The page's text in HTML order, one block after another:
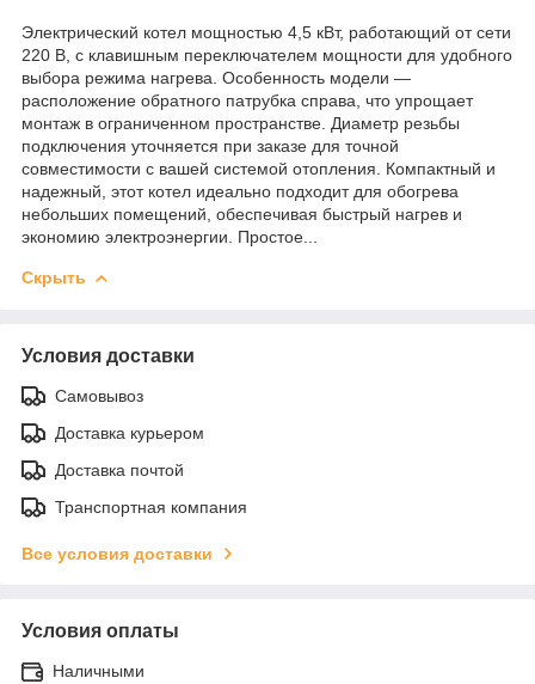
Электрический котел мощностью 4,5 кВт, работающий от сети
220 В, с клавишным переключателем мощности для удобного
выбора режима нагрева. Особенность модели —
расположение обратного патрубка справа, что упрощает
монтаж в ограниченном пространстве. Диаметр резьбы
подключения уточняется при заказе для точной
совместимости с вашей системой отопления. Компактный и
надежный, этот котел идеально подходит для обогрева
небольших помещений, обеспечивая быстрый нагрев и
экономию электроэнергии. Простое...
Скрыть
Условия доставки
Самовывоз
Доставка курьером
Доставка почтой
Транспортная компания
Все условия доставки
Условия оплаты
Наличными